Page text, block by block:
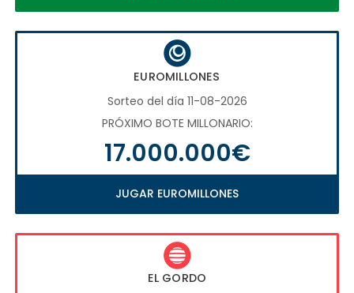
EUROMILLONES
Sorteo del día 11-08-2026
PRÓXIMO BOTE MILLONARIO:
17.000.000€
JUGAR EUROMILLONES
EL GORDO